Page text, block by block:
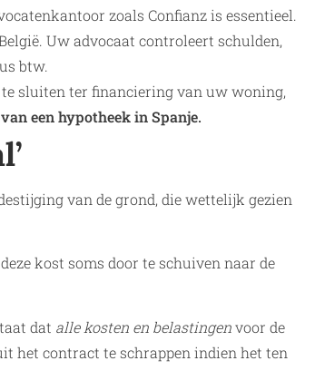
zoals Confianz is essentieel.
Uw advocaat controleert schulden,
btw.
sluiten ter financiering van uw woning,
een hypotheek in Spanje.
van de grond, die wettelijk gezien
kost soms door te schuiven naar de
dat alle kosten en belastingenvoor de
het contract te schrappen indien het ten